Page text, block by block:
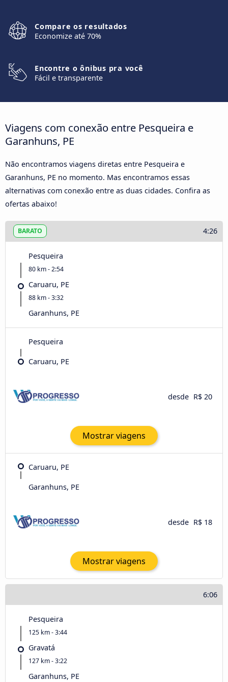
Compare os resultados
Economize até 70%
Encontre o ônibus pra você
Fácil e transparente
Viagens com conexão entre Pesqueira e
Garanhuns, PE
Não encontramos viagens diretas entre Pesqueira e
Garanhuns, PE no momento. Mas encontramos essas
alternativas com conexão entre as duas cidades. Confira as
ofertas abaixo!
BARATO 4:26
Pesqueira
80 km - 2:54
Caruaru, PE
88 km - 3:32
Garanhuns, PE
Pesqueira
Caruaru, PE
desde R$ 20
Mostrar viagens
Caruaru, PE
Garanhuns, PE
desde R$ 18
Mostrar viagens
6:06
Pesqueira
125 km - 3:44
Gravatá
127 km - 3:22
Garanhuns, PE